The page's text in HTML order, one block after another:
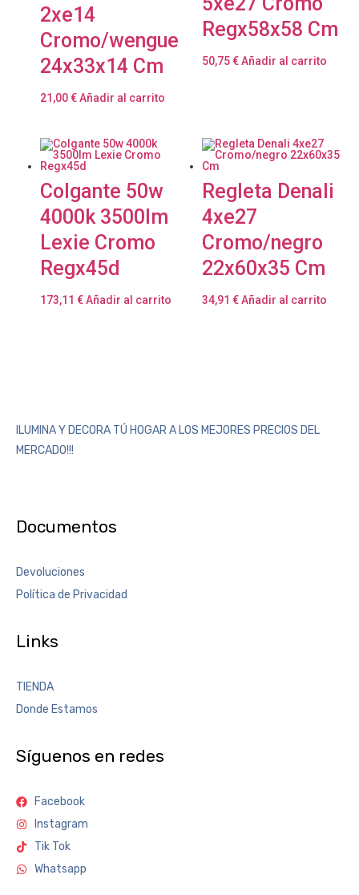
2xe14
Cromo/wengue
24x33x14 Cm
21,00€Añadir al carrito
Regx58x58 Cm
50,75€ Añadir al carrito
Colgante 50w
4000k 3500lm
Lexie Cromo
Regx45d
173,11 €Añadir al carrito
Regleta Denali
4xe27
Cromo/negro
22x60x35 Cm
34,91 € Añadir al carrito
ILUMINA Y DECORA TÚ HOGAR A LOS MEJORES PRECIOS DEL
MERCADO!!!
Documentos
Devoluciones
Política de Privacidad
Links
TIENDA
Donde Estamos
Síguenos en redes
Facebook
Instagram
Tik Tok
Whatsapp